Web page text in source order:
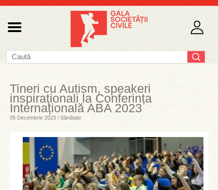
Tineri cu Autism, speakeri
inspiraționali la Conferința
Internațională ABA 2023
05 Decembrie 2023 / Sănătate